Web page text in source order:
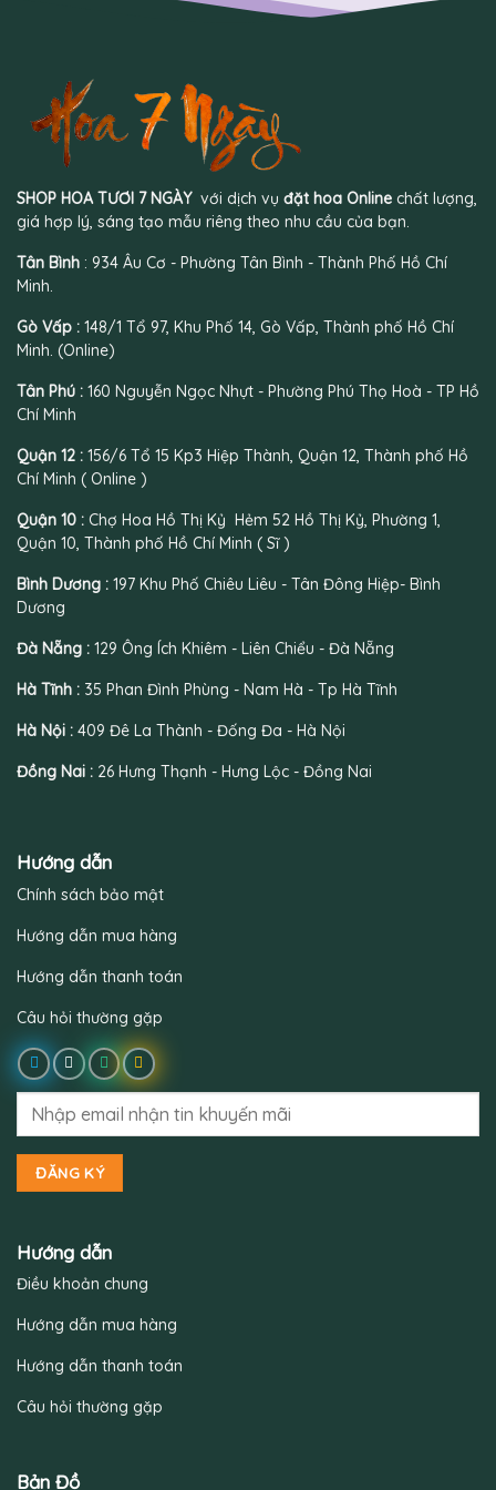
SHOP HOA TƯƠI 7 NGÀY với dịch vụ đặt hoa Online chất lượng,
giá hợp lý, sáng tạo mẫu riêng theo nhu cầu của bạn.
Tân Bình : 934 Âu Cơ - Phường Tân Bình - Thành Phố Hồ Chí
Minh.
Gò Vấp : 148/1 Tổ 97, Khu Phố 14, Gò Vấp, Thành phố Hồ Chí
Minh. (Online)
Tân Phú : 160 Nguyễn Ngọc Nhựt - Phường Phú Thọ Hoà - TP Hồ
Chí Minh
Quận 12 : 156/6 Tổ 15 Kp3 Hiệp Thành, Quận 12, Thành phố Hồ
Chí Minh ( Online )
Quận 10 : Chợ Hoa Hồ Thị Kỷ Hẻm 52 Hồ Thị Kỷ, Phường 1,
Quận 10, Thành phố Hồ Chí Minh ( Sĩ )
Bình Dương : 197 Khu Phố Chiêu Liêu - Tân Đông Hiệp- Bình
Dương
Đà Nẵng : 129 Ông Ích Khiêm - Liên Chiểu - Đà Nẵng
Hà Tĩnh : 35 Phan Đình Phùng - Nam Hà - Tp Hà Tĩnh
Hà Nội : 409 Đê La Thành - Đống Đa - Hà Nội
Đồng Nai : 26 Hưng Thạnh - Hưng Lộc - Đồng Nai
Hướng dẫn
Chính sách bảo mật
Hướng dẫn mua hàng
Hướng dẫn thanh toán
Câu hỏi thường gặp
Hướng dẫn
Điều khoản chung
Hướng dẫn mua hàng
Hướng dẫn thanh toán
Câu hỏi thường gặp
Bản Đồ